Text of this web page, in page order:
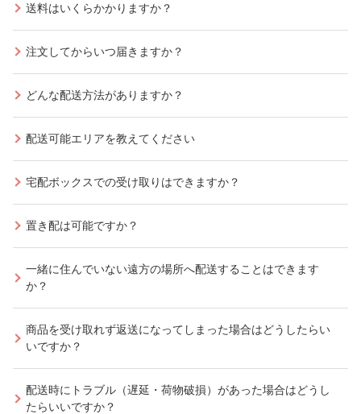
送料はいくらかかりますか？
注文してからいつ届きますか？
どんな配送方法がありますか？
配送可能エリアを教えてください
宅配ボックスでの受け取りはできますか？
置き配は可能ですか？
一緒に住んでいない遠方の場所へ配送することはできます
か？
商品を受け取れず返送になってしまった場合はどうしたらい
いですか？
配送時にトラブル（遅延・荷物破損）があった場合はどうし
たらいいですか？